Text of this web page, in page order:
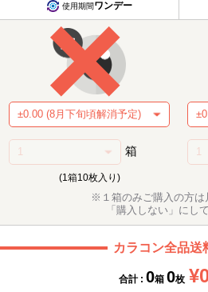
使用期間ワンデー
箱
(1箱10枚入り)
※１箱のみご購入の方は
「購入しない」にし
カラコン全品送
合計 : 0箱 0枚